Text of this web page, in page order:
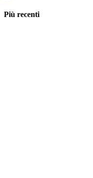
Più recenti